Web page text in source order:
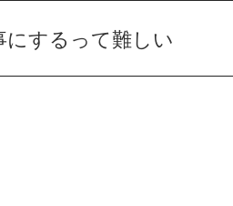
にするって難しい